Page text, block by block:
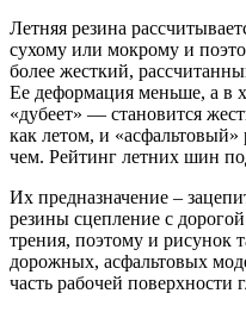
Летняя резина
сухому или мокрому и
более жесткий,
Ее деформация меньше, а в
«дубеет» — становится
как летом, и «асфальтовый»
чем. Рейтинг летних шин
Их предназначение –
резины сцепление с
трения, поэтому и рисунок
дорожных, асфальтовых
часть рабочей поверхности